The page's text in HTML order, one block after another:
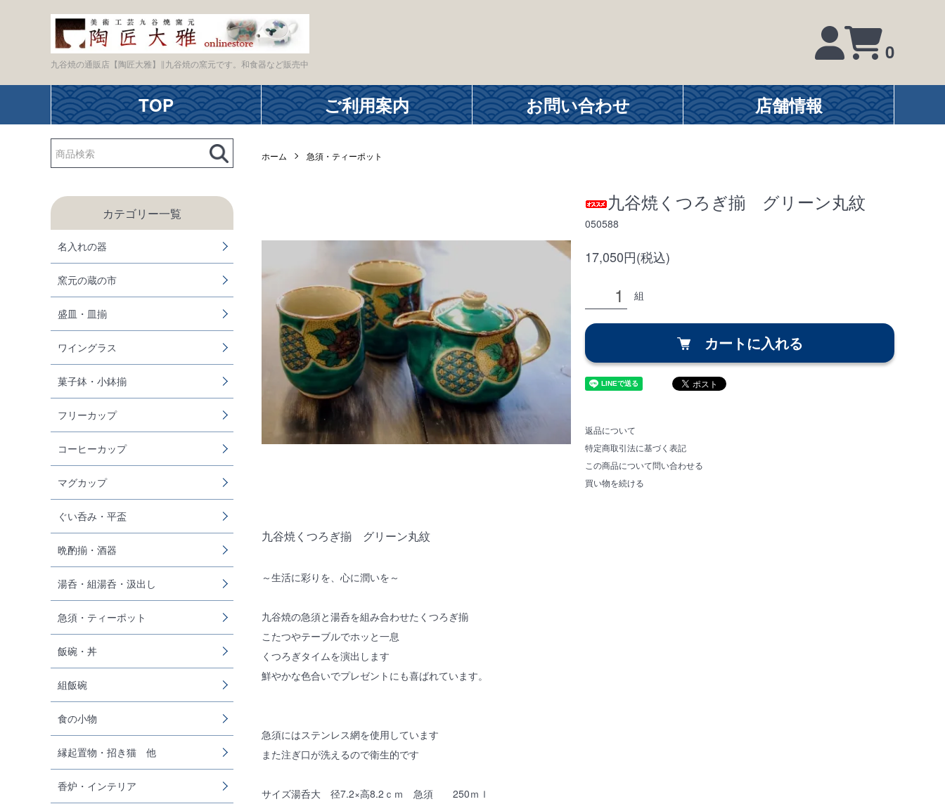
九谷焼の通販店【陶匠大雅】∥九谷焼の窯元です。和食器など販売中
0
TOP ご利用案内 お問い合わせ 店舗情報
カテゴリー一覧
名入れの器
窯元の蔵の市
盛皿・皿揃
ワイングラス
菓子鉢・小鉢揃
フリーカップ
コーヒーカップ
マグカップ
ぐい呑み・平盃
晩酌揃・酒器
湯呑・組湯呑・汲出し
急須・ティーポット
飯碗・丼
組飯碗
食の小物
縁起置物・招き猫 他
香炉・インテリア
ホーム 急須・ティーポット
九谷焼くつろぎ揃 グリーン丸紋
050588
17,050円(税込)
組
カートに入れる
返品について
特定商取引法に基づく表記
この商品について問い合わせる
買い物を続ける
九谷焼くつろぎ揃 グリーン丸紋
～生活に彩りを、心に潤いを～
九谷焼の急須と湯呑を組み合わせたくつろぎ揃
こたつやテーブルでホッと一息
くつろぎタイムを演出します
鮮やかな色合いでプレゼントにも喜ばれています。
急須にはステンレス網を使用しています
また注ぎ口が洗えるので衛生的です
サイズ湯呑大 径7.2×高8.2ｃｍ 急須 250ｍｌ